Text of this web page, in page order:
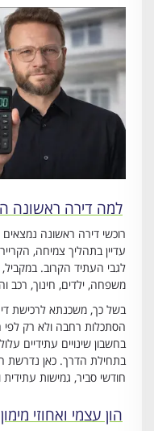
למה דירה ראשונה
רוכשי דירה ראשונה
עדיין בתהליך צמיחה,
לגבי העתיד הקרוב.
משפחה, ילדים, חינוך, רכב
בשל כך, משכנתא לרכישת
הסתכלות רחבה ולא רק לפי
בחשבון שינויים עתידיים
בתחילת הדרך. כאן נדרשת
חודשי סביר, גמישות עתידית
הון עצמי ואחוזי